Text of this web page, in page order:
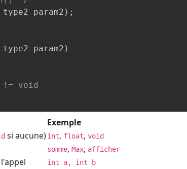
type2 param2 ) ;
type2 param2 )
void
Exemple
si aucune)int, float, void
somme, Max, afficher
int a, int b